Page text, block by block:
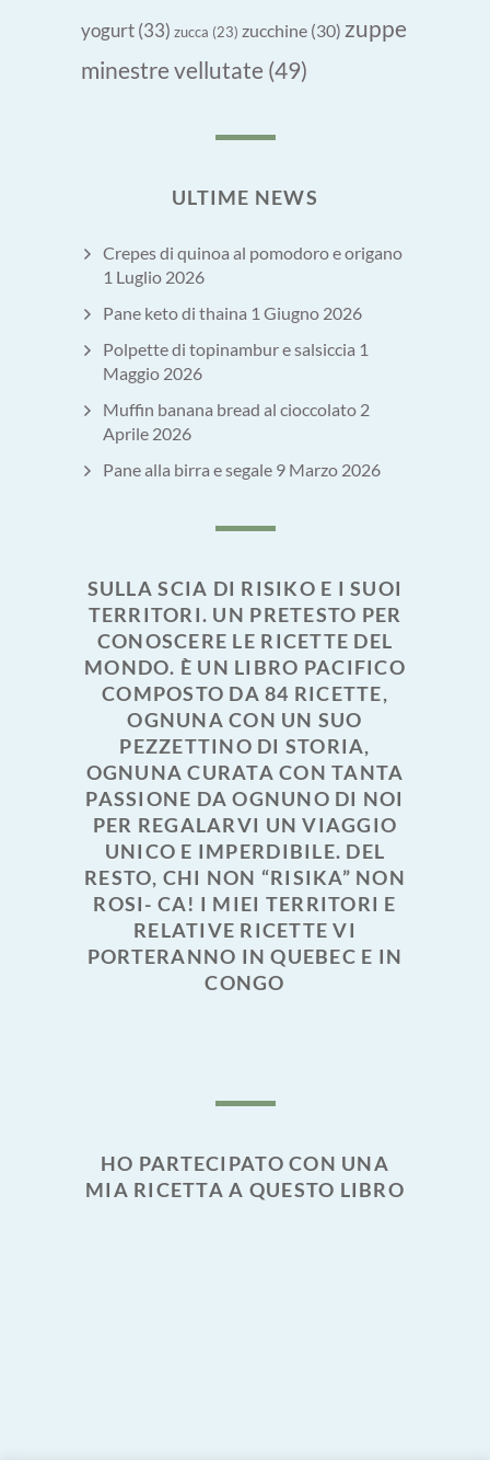
yogurt(33) zucca (23) zucchine (30) zuppe
minestre vellutate (49)
ULTIME NEWS
Crepes di quinoa al pomodoro e origano
1 Luglio 2026
Pane keto di thaina 1 Giugno 2026
Polpette di topinambur e salsiccia 1
Maggio 2026
Muffin banana bread al cioccolato 2
Aprile 2026
Pane alla birra e segale 9 Marzo 2026
SULLA SCIA DI RISIKO E I SUOI
TERRITORI. UN PRETESTO PER
CONOSCERE LE RICETTE DEL
MONDO. È UN LIBRO PACIFICO
COMPOSTO DA 84 RICETTE,
OGNUNA CON UN SUO
PEZZETTINO DI STORIA,
OGNUNA CURATA CON TANTA
PASSIONE DA OGNUNO DI NOI
PER REGALARVI UN VIAGGIO
UNICO E IMPERDIBILE. DEL
RESTO, CHI NON “RISIKA” NON
ROSI- CA! I MIEI TERRITORI E
RELATIVE RICETTE VI
PORTERANNO IN QUEBEC E IN
CONGO
HO PARTECIPATO CON UNA
MIA RICETTA A QUESTO LIBRO